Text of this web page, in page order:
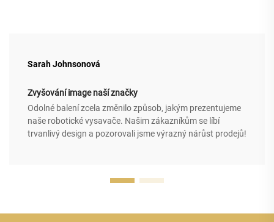
Sarah Johnsonová
Zvyšování image naší značky
Odolné balení zcela změnilo způsob, jakým prezentujeme
naše robotické vysavače. Našim zákazníkům se líbí
trvanlivý design a pozorovali jsme výrazný nárůst prodejů!